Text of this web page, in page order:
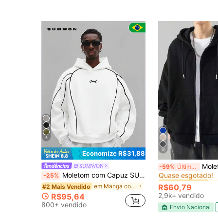
5
Economize R$31,88
SUMWON
-25% Moletom com Capuz SUMWON com Detalhes em Piping Contrastante e Bolso Frontal para Estilo Casual de Streetwear Simples
#2 Mais Vendido em Manga comprida Moletons masculinos
R$95,64
800+ vendido
10
-59% Últimos 2 dias Moletom Blusa
#1 Mais Vendido
Quase esgotado!
#1 Mais Vendido
Quase esgotado!
#1 Mais Vendido
Quase esgotado!
#1 Mais Vendido
Quase esgotado!
R$60,79
2,9k+ vendido
Envio Nacional